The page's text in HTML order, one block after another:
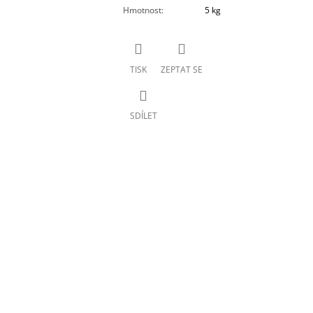
Hmotnost: 5 kg
TISK ZEPTAT SE
SDÍLET